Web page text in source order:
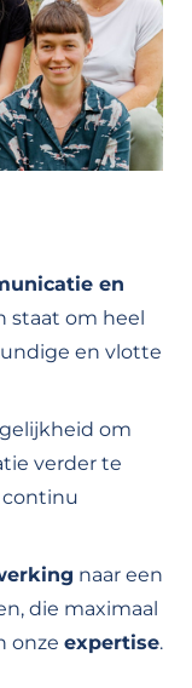
en
staat om heel
en vlotte
om
verder te
continu
naar een
die maximaal
onze expertise.